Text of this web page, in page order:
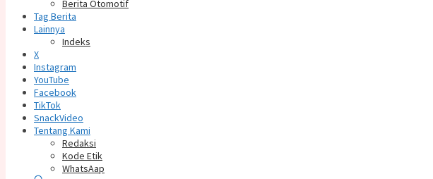
Berita Otomotif
Tag Berita
Lainnya
Indeks
X
Instagram
YouTube
Facebook
TikTok
SnackVideo
Tentang Kami
Redaksi
Kode Etik
WhatsAap